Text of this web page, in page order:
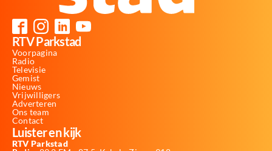
RTV Parkstad
Voorpagina
Radio
Televisie
Gemist
Nieuws
Vrijwilligers
Adverteren
Ons team
Contact
Luister en kijk
RTV Parkstad